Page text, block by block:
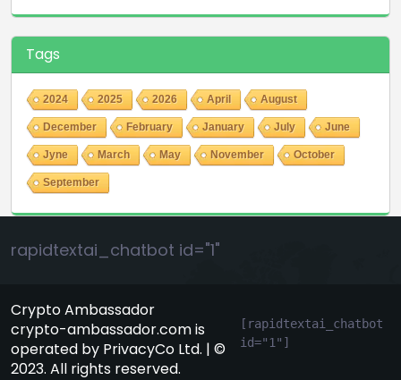
Tags
2024 2025 2026 April August
December February January July June
Jyne March May November October
September
rapidtextai_chatbot id="1"
Crypto Ambassador
crypto-ambassador.com is
operated by PrivacyCo Ltd. | ©
2023. All rights reserved.
[rapidtextai_chatbot
id="1"]